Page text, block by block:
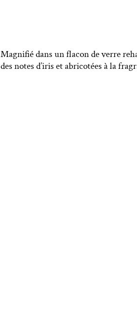
Magnifié dans un flacon de verre
des notes d’iris et abricotées à la